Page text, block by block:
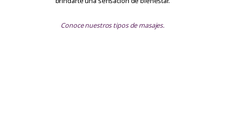
Conoce nuestros tipos de masajes.